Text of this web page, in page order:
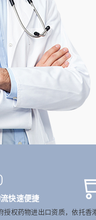
快速便捷
授权药物进出口资质，依托香